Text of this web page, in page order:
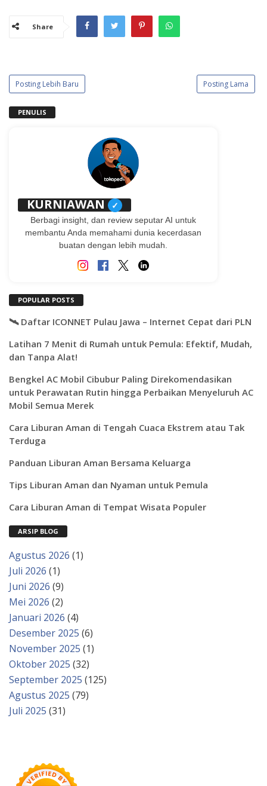
Share
Posting Lebih Baru Posting Lama
PENULIS
KURNIAWAN ✓
Berbagi insight, dan review seputar AI untuk
membantu Anda memahami dunia kecerdasan
buatan dengan lebih mudah.
POPULAR POSTS
🛰️ Daftar ICONNET Pulau Jawa – Internet Cepat dari PLN
Latihan 7 Menit di Rumah untuk Pemula: Efektif, Mudah,
dan Tanpa Alat!
Bengkel AC Mobil Cibubur Paling Direkomendasikan
untuk Perawatan Rutin hingga Perbaikan Menyeluruh AC
Mobil Semua Merek
Cara Liburan Aman di Tengah Cuaca Ekstrem atau Tak
Terduga
Panduan Liburan Aman Bersama Keluarga
Tips Liburan Aman dan Nyaman untuk Pemula
Cara Liburan Aman di Tempat Wisata Populer
ARSIP BLOG
Agustus 2026 (1)
Juli 2026 (1)
Juni 2026 (9)
Mei 2026 (2)
Januari 2026 (4)
Desember 2025 (6)
November 2025 (1)
Oktober 2025 (32)
September 2025 (125)
Agustus 2025 (79)
Juli 2025 (31)